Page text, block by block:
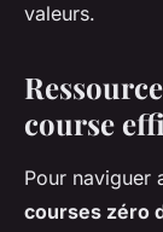
valeurs.
course
Pour naviguer
courses zéro